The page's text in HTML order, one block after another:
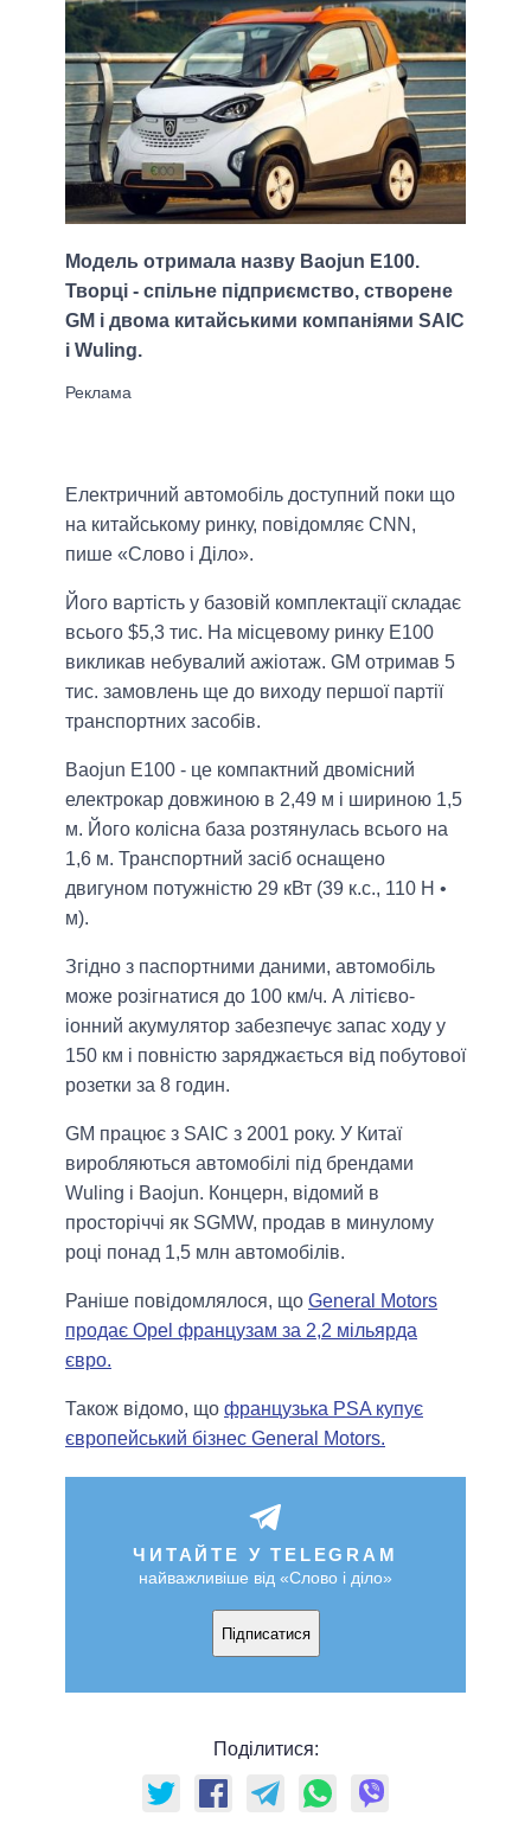
Модель отримала назву Baojun E100.
Творці - спільне підприємство, створене
GM і двома китайськими компаніями SAIC
і Wuling.
Електричний автомобіль доступний поки що
на китайському ринку, повідомляє CNN,
пише «Слово і Діло».
Його вартість у базовій комплектації складає
всього $5,3 тис. На місцевому ринку E100
викликав небувалий ажіотаж. GM отримав 5
тис. замовлень ще до виходу першої партії
транспортних засобів.
Baojun E100 - це компактний двомісний
електрокар довжиною в 2,49 м і шириною 1,5
м. Його колісна база розтянулась всього на
1,6 м. Транспортний засіб оснащено
двигуном потужністю 29 кВт (39 к.с., 110 Н •
м).
Згідно з паспортними даними, автомобіль
може розігнатися до 100 км/ч. А літієво-
іонний акумулятор забезпечує запас ходу у
150 км і повністю заряджається від побутової
розетки за 8 годин.
GM працює з SAIC з 2001 року. У Китаї
виробляються автомобілі під брендами
Wuling і Baojun. Концерн, відомий в
просторіччі як SGMW, продав в минулому
році понад 1,5 млн автомобілів.
Раніше повідомлялося, що General Motors
продає Opel французам за 2,2 мільярда
євро.
Також відомо, що французька PSA купує
європейський бізнес General Motors.
ЧИТАЙТЕ У TELEGRAM
найважливіше від «Слово і діло»
Підписатися
Поділитися: